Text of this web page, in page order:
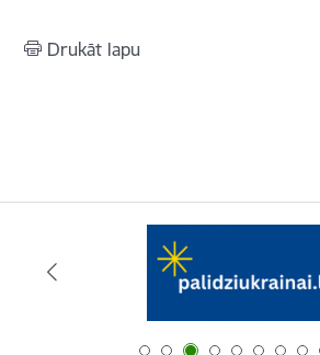
Drukāt lapu